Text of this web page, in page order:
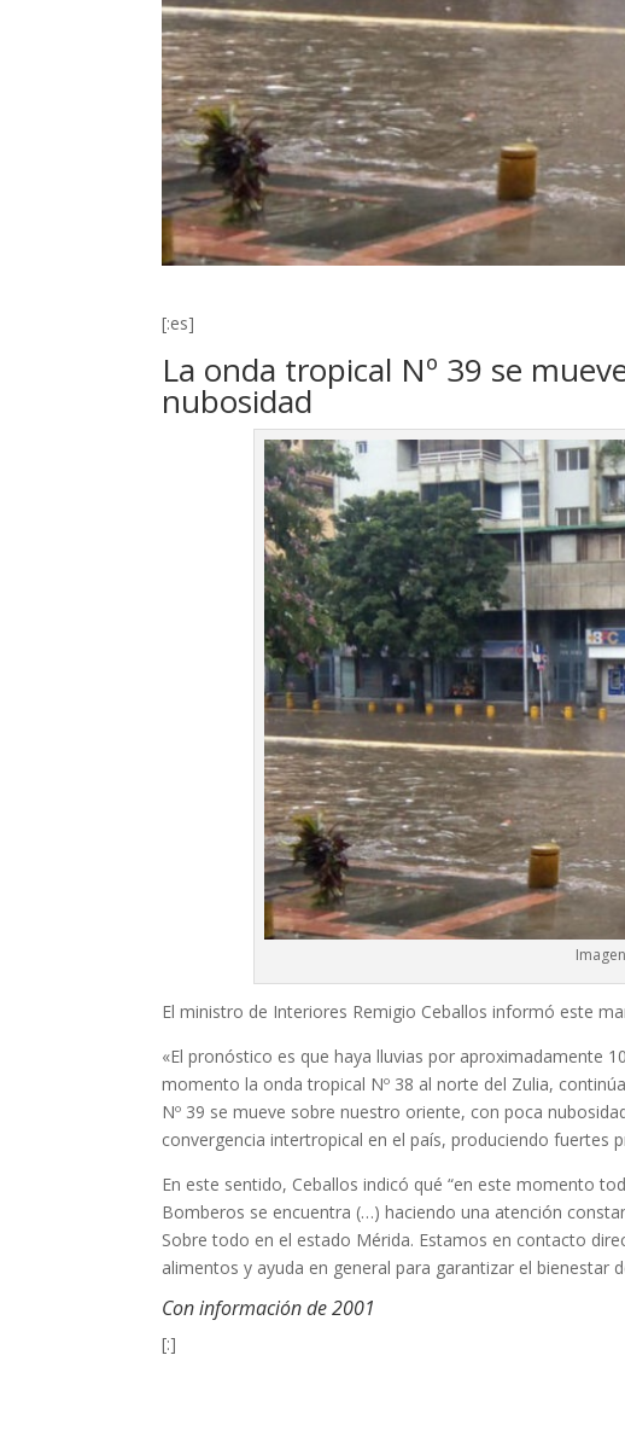
[:es]
La onda tropical Nº 39 se
nubosidad
El ministro de Interiores Remigio Ceballos informó este
«El pronóstico es que haya lluvias por aproximadamente
momento la onda tropical Nº 38 al norte del Zulia,
Nº 39 se mueve sobre nuestro oriente, con poca
convergencia intertropical en el país, produciendo fuertes
En este sentido, Ceballos indicó qué “en este momento
Bomberos se encuentra (…) haciendo una atención
Sobre todo en el estado Mérida. Estamos en contacto
alimentos y ayuda en general para garantizar el bienestar
Con información de 2001
[:]